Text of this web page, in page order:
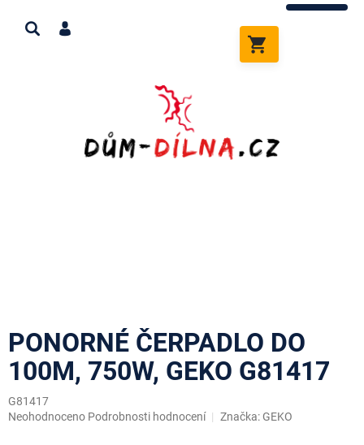
obsah
KOŠÍK
PONORNÉ ČERPADLO DO
100M, 750W, GEKO G81417
G81417
Průměrné
Neohodnoceno Podrobnosti hodnocení Značka: GEKO